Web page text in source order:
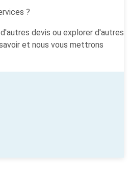
?
devis ou explorer d'autres
et nous vous mettrons